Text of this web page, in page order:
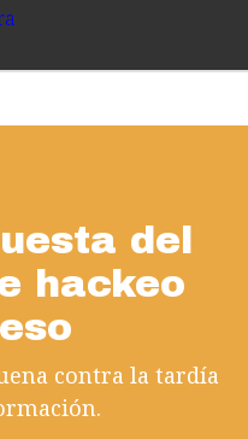
del
hackeo
contra la tardía